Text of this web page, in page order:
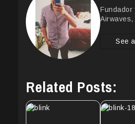
Fundador
Airwaves,
See
Related Posts: